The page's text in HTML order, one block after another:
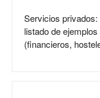
Servicios
listado de
(financieros,